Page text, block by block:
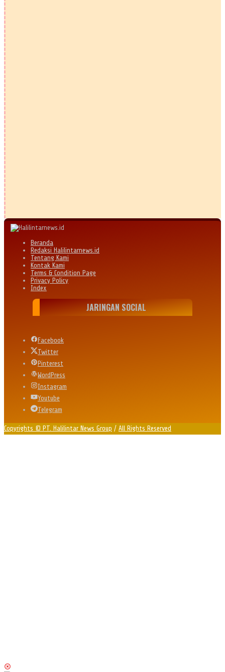
Beranda
Redaksi Halilintarnews.id
Tentang Kami
Kontak Kami
Terms & Condition Page
Privacy Policy
Index
JARINGAN SOCIAL
Facebook
Twitter
Pinterest
WordPress
Instagram
Youtube
Telegram
Copyrights © PT. Halilintar News Group / All Rights Reserved